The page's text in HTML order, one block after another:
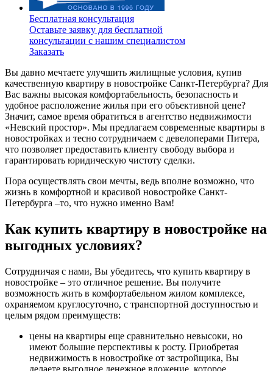
Бесплатная консультация
Оставьте заявку для бесплатной
консультации с нашим специалистом
Заказать
Вы давно мечтаете улучшить жилищные условия, купив
качественную квартиру в новостройке Санкт-Петербурга? Для
Вас важны высокая комфортабельность, безопасность и
удобное расположение жилья при его объективной цене?
Значит, самое время обратиться в агентство недвижимости
«Невский простор». Мы предлагаем современные квартиры в
новостройках и тесно сотрудничаем с девелоперами Питера,
что позволяет предоставить клиенту свободу выбора и
гарантировать юридическую чистоту сделки.
Пора осуществлять свои мечты, ведь вполне возможно, что
жизнь в комфортной и красивой новостройке Санкт-
Петербурга –то, что нужно именно Вам!
Как купить квартиру в новостройке на
выгодных условиях?
Сотрудничая с нами, Вы убедитесь, что купить квартиру в
новостройке – это отличное решение. Вы получите
возможность жить в комфортабельном жилом комплексе,
охраняемом круглосуточно, с транспортной доступностью и
целым рядом преимуществ:
цены на квартиры еще сравнительно невысоки, но
имеют большие перспективы к росту. Приобретая
недвижимость в новостройке от застройщика, Вы